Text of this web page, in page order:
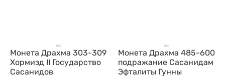
Монета Драхма 303-309
Хормизд II Государство
Сасанидов
Монета Драхма 485-600
подражание Сасанидам
Эфталиты Гунны